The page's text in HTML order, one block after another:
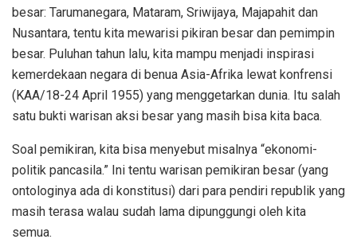
besar: Tarumanegara, Mataram, Sriwijaya, Majapahit dan
Nusantara, tentu kita mewarisi pikiran besar dan pemimpin
besar. Puluhan tahun lalu, kita mampu menjadi inspirasi
kemerdekaan negara di benua Asia-Afrika lewat konfrensi
(KAA/18-24 April 1955) yang menggetarkan dunia. Itu salah
satu bukti warisan aksi besar yang masih bisa kita baca.
Soal pemikiran, kita bisa menyebut misalnya “ekonomi-
politik pancasila.” Ini tentu warisan pemikiran besar (yang
ontologinya ada di konstitusi) dari para pendiri republik yang
masih terasa walau sudah lama dipunggungi oleh kita
semua.